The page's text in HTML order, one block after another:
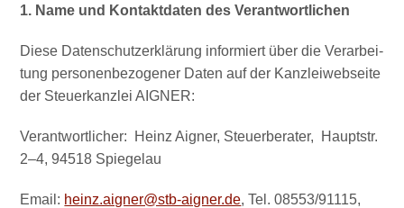
1. Name und Kon­takt­da­ten des Verantwortlichen
Die­se Daten­schutz­er­klä­rung infor­miert über die Ver­ar­bei­
tung per­so­nen­be­zo­ge­ner Daten auf der Kanz­lei­web­sei­te
der Steu­er­kanz­lei AIGNER:
Ver­ant­wort­li­cher: Heinz Aigner, Steu­er­be­ra­ter, Haupt­str.
2–4, 94518 Spiegelau
Email: heinz.aigner@stb-aigner.de, Tel. 08553/91115,